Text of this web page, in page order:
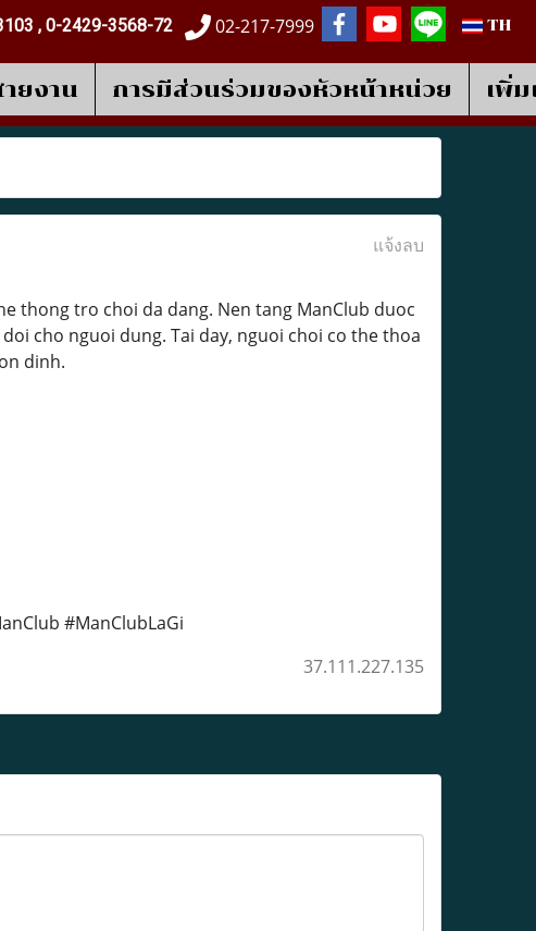
, 0-2429-3568-72 02-217-7999 TH
ยงาน การมีส่วนร่วมของหัวหน้าหน่วย เพิ่
แจ้งลบ
thong tro choi da dang. Nen tang ManClub duoc
cho nguoi dung. Tai day, nguoi choi co the thoa
dinh.
#ManClubLaGi
37.111.227.135